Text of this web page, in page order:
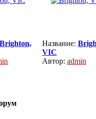
Brighton,
Название:
VIC
Автор: admin